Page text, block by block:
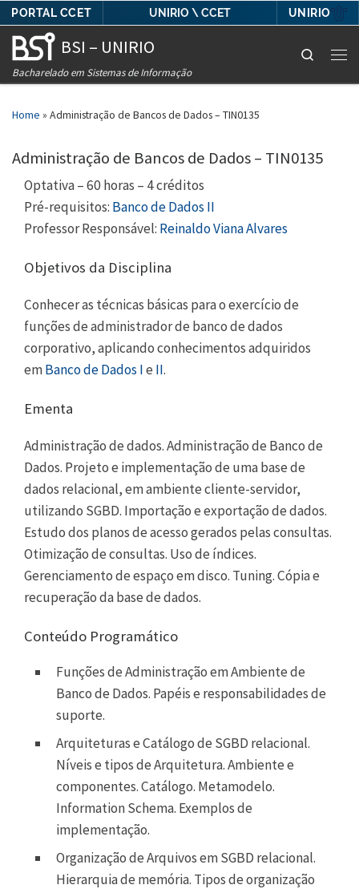
PORTAL CCET UNIRIO \ CCET UNIRIO
Skip to content
BSI – UNIRIO
Bacharelado em Sistemas de Informação
Search
Home » Administração de Bancos de Dados – TIN0135
Administração de Bancos de Dados – TIN0135
Optativa – 60 horas – 4 créditos
Pré-requisitos: Banco de Dados II
Professor Responsável: Reinaldo Viana Alvares
Objetivos da Disciplina
Conhecer as técnicas básicas para o exercício de
funções de administrador de banco de dados
corporativo, aplicando conhecimentos adquiridos
emBanco de Dados IeII.
Ementa
Administração de dados. Administração de Banco de
Dados. Projeto e implementação de uma base de
dados relacional, em ambiente cliente-servidor,
utilizando SGBD. Importação e exportação de dados.
Estudo dos planos de acesso gerados pelas consultas.
Otimização de consultas. Uso de índices.
Gerenciamento de espaço em disco. Tuning. Cópia e
recuperação da base de dados.
Conteúdo Programático
Funções de Administração em Ambiente de
Banco de Dados. Papéis e responsabilidades de
suporte.
Arquiteturas e Catálogo de SGBD relacional.
Níveis e tipos de Arquitetura. Ambiente e
componentes. Catálogo. Metamodelo.
Information Schema. Exemplos de
implementação.
Organização de Arquivos em SGBD relacional.
Hierarquia de memória. Tipos de organização